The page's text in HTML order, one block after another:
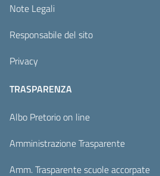
Note Legali
Responsabile del sito
Privacy
TRASPARENZA
Albo Pretorio on line
Amministrazione Trasparente
Amm. Trasparente scuole accorpate